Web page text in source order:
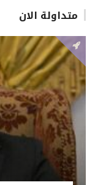
متداولة الان